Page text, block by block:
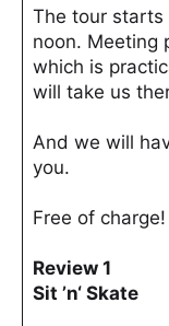
The tour starts
noon. Meeting
which is
will take us
And we will
you.
Free of charge!
Review 1
Sit ’n‘ Skate